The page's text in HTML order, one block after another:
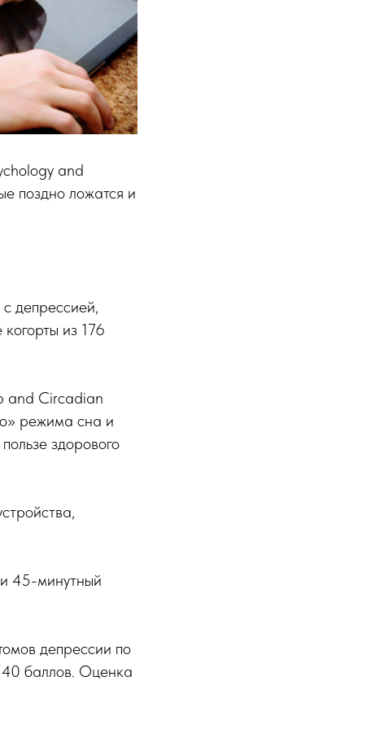
and
поздно ложатся и
депрессией,
из 176
and Circadian
режима сна и
здорового
45-минутный
депрессии по
баллов. Оценка